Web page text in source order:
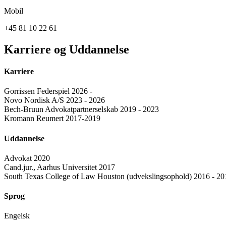
Mobil
+45 81 10 22 61
Karriere og Uddannelse
Karriere
Gorrissen Federspiel 2026 -
Novo Nordisk A/S 2023 - 2026
Bech-Bruun Advokatpartnerselskab 2019 - 2023
Kromann Reumert 2017-2019
Uddannelse
Advokat 2020
Cand.jur., Aarhus Universitet 2017
South Texas College of Law Houston (udvekslingsophold) 2016 -
Sprog
Engelsk